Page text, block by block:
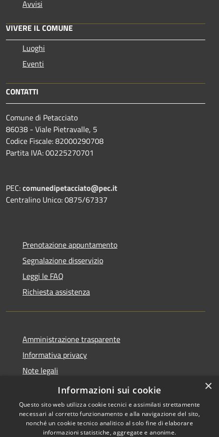
Avvisi
VIVERE IL COMUNE
Luoghi
Eventi
CONTATTI
Comune di Petacciato
86038 - Viale Pietravalle, 5
Codice Fiscale: 82000290708
Partita IVA: 00225270701
PEC:comunedipetacciato@pec.it
Centralino Unico: 0875/67337
Prenotazione appuntamento
Segnalazione disservizio
Leggi le FAQ
Richiesta assistenza
Amministrazione trasparente
Informativa privacy
Note legali
Dichiarazione di accessibilità
×
Informazioni sui cookie
Questo sito web utilizza cookie tecnici e assimilati strettamente
necessari al corretto funzionamento e alla navigazione del sito,
nonché un cookie tecnico analitico al solo fine di elaborare
informazioni statistiche, aggregate e anonime.